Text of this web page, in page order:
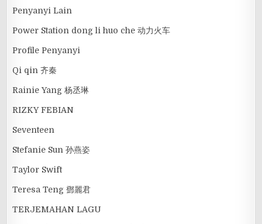
Penyanyi Lain
Power Station dong li huo che 动力火车
Profile Penyanyi
Qi qin 齐秦
Rainie Yang 杨丞琳
RIZKY FEBIAN
Seventeen
Stefanie Sun 孙燕姿
Taylor Swift
Teresa Teng 鄧麗君
TERJEMAHAN LAGU